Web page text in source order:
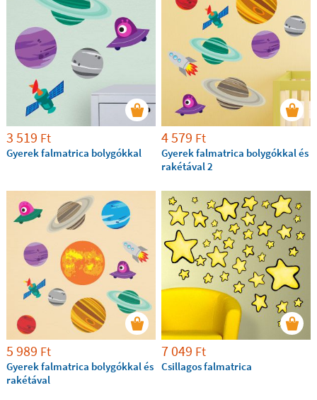
3 519 Ft
Gyerek falmatrica bolygókkal
4 579 Ft
Gyerek falmatrica bolygókkal és
rakétával 2
5 989 Ft
Gyerek falmatrica bolygókkal és
rakétával
7 049 Ft
Csillagos falmatrica